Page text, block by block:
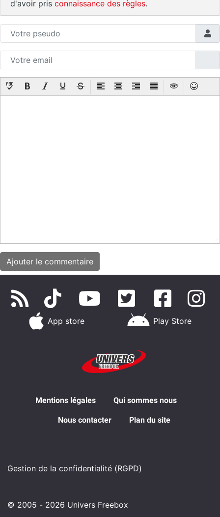
d'avoir pris connaissance des règles.
App store Play Store
Mentions légales Qui sommes nous
Nous contacter Plan du site
Gestion de la confidentialité (RGPD)
© 2005 - 2026 Univers Freebox